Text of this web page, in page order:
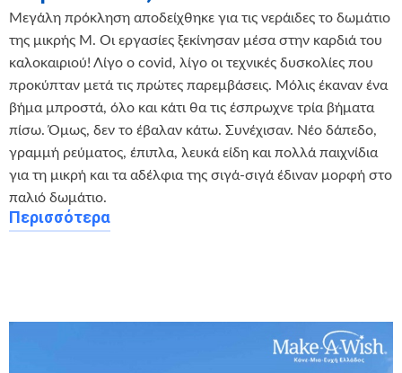
Μεγάλη πρόκληση αποδείχθηκε για τις νεράιδες το δωμάτιο
της μικρής Μ. Οι εργασίες ξεκίνησαν μέσα στην καρδιά του
καλοκαιριού! Λίγο ο covid, λίγο οι τεχνικές δυσκολίες που
προκύπταν μετά τις πρώτες παρεμβάσεις. Μόλις έκαναν ένα
βήμα μπροστά, όλο και κάτι θα τις έσπρωχνε τρία βήματα
πίσω. Όμως, δεν το έβαλαν κάτω. Συνέχισαν. Νέο δάπεδο,
γραμμή ρεύματος, έπιπλα, λευκά είδη και πολλά παιχνίδια
για τη μικρή και τα αδέλφια της σιγά-σιγά έδιναν μορφή στο
παλιό δωμάτιο.
Περισσότερα